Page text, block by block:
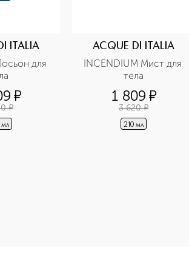
ITALIA
для
¤
¤
мл
ACQUE DI ITALIA
INCENDIUM Мист для
тела
1 809 ¤
3 620 ¤
210 мл